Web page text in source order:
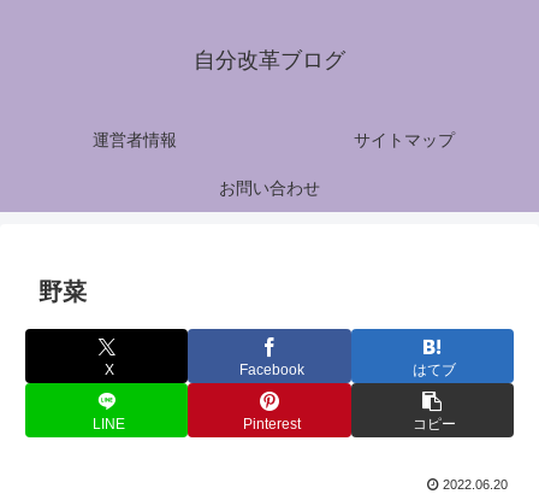
自分改革ブログ
運営者情報 サイトマップ
お問い合わせ
野菜
X Facebook はてブ
LINE Pinterest コピー
2022.06.20